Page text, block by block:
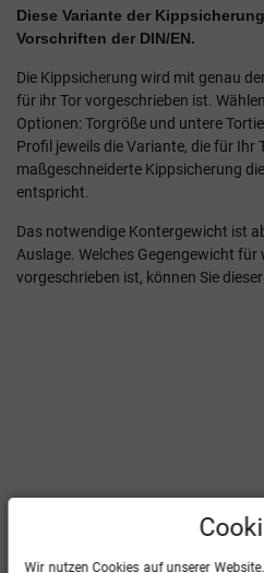
Diese Variante der
Vorschriften der DIN/EN.
Die Kippsicherung wird mit genau
für ihr Tor vorgeschrieben ist.
Optionen: Torgröße und untere
Profil jeweils die Variante, die für Ihr
maßgeschneiderte Kippsicherung
entspricht.
Das notwendige Kontergewicht ist
Auslage. Welches Gegengewicht
vorgeschrieben ist, können Sie
Wir nutzen Cookies auf unserer